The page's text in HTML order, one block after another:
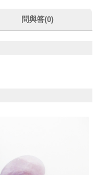
問與答(0)